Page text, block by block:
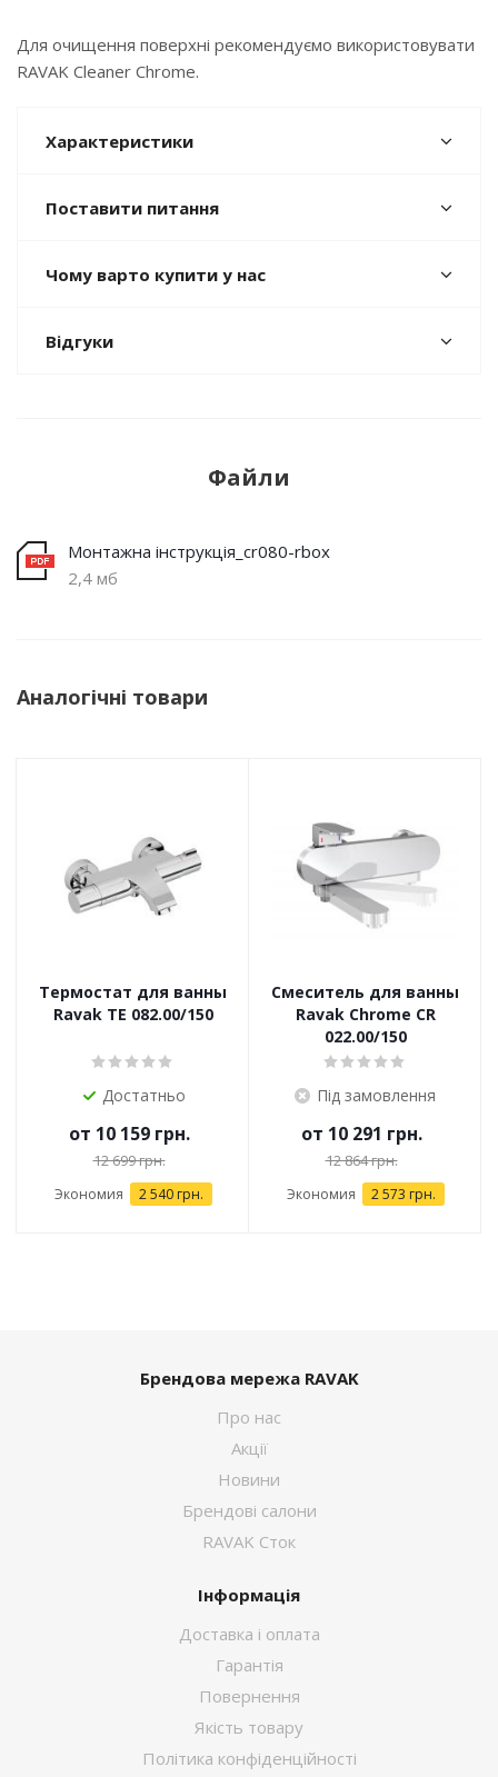
Для очищення поверхні рекомендуємо використовувати
RAVAK Cleaner Chrome.
Характеристики
Поставити питання
Чому варто купити у нас
Відгуки
Файли
Монтажна інструкція_cr080-rbox
2,4 мб
Аналогічні товари
Термостат для ванны
Ravak TE 082.00/150
Достатньо
от 10 159 грн.
12 699 грн.
Экономия 2 540 грн.
Смеситель для ванны
Ravak Chrome CR
022.00/150
Під замовлення
от 10 291 грн.
12 864 грн.
Экономия 2 573 грн.
Брендова мережа RAVAK
Про нас
Акції
Новини
Брендові салони
RAVAK Сток
Інформація
Доставка і оплата
Гарантія
Повернення
Якість товару
Політика конфіденційності